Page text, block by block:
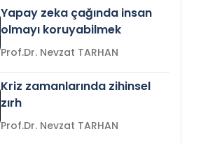
Yapay zeka çağında insan
olmayı koruyabilmek
Prof.Dr. Nevzat TARHAN
Kriz zamanlarında zihinsel
zırh
Prof.Dr. Nevzat TARHAN